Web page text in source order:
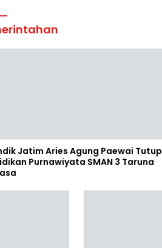
Jatim Aries Agung Paewai Tutup
Purnawiyata SMAN 3 Taruna